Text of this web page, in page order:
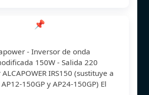
📌
- Inversor de onda
150W - Salida 220
IRS150 (sustituye a
150GP y AP24-150GP) El